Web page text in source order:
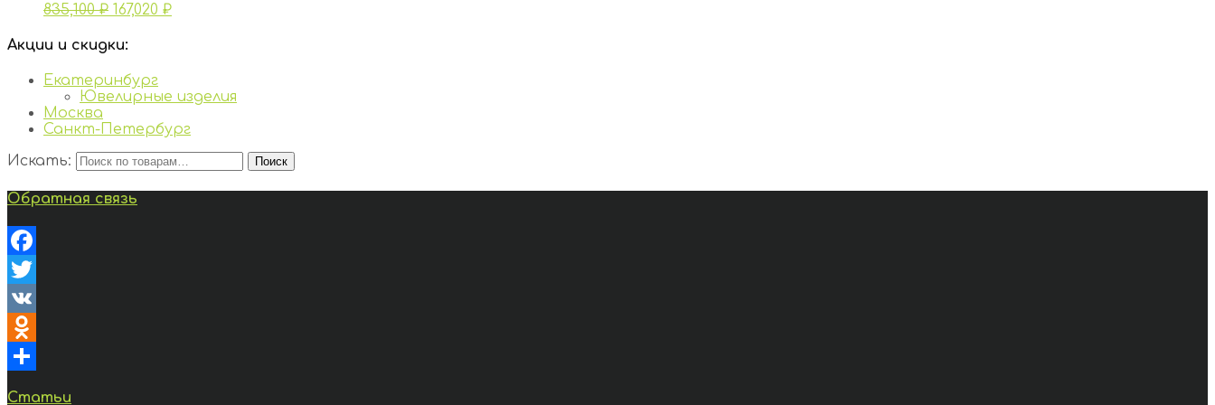
835,100₽ 167,020 ₽
Акции и скидки:
Екатеринбург
Ювелирные изделия
Москва
Санкт-Петербург
Искать:
Поиск
Обратная связь
Facebook
Twitter
VK
Odnoklassniki
Статьи